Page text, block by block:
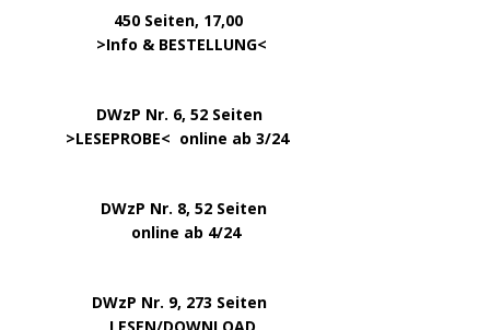
450 Seiten, 17,00
>Info & BESTELLUNG<
DWzP Nr. 6, 52 Seiten
>LESEPROBE< online ab 3/24
DWzP Nr. 8, 52 Seiten
online ab 4/24
DWzP Nr. 9, 273 Seiten